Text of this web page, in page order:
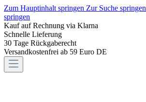
Zum Hauptinhalt springen Zur Suche springen
springen
Kauf auf Rechnung via Klarna
Schnelle Lieferung
30 Tage Rückgaberecht
Versandkostenfrei ab 59 Euro DE